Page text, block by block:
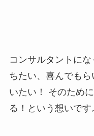
コンサルタントに
ちたい、喜んでも
いたい！ そのため
る！という想いです